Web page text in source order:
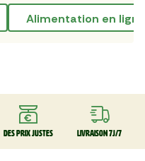
alimentation en ligne
Des prix justes Livraison 7J/7